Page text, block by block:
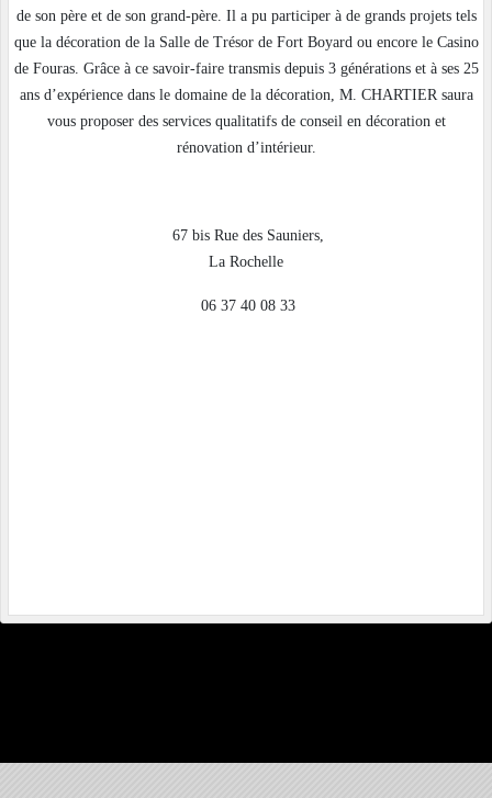
de son père et de son grand-père. Il a pu participer à de grands projets tels
que la décoration de la Salle de Trésor de Fort Boyard ou encore le Casino
de Fouras. Grâce à ce savoir-faire transmis depuis 3 générations et à ses 25
ans d’expérience dans le domaine de la décoration, M. CHARTIER saura
vous proposer des services qualitatifs de conseil en décoration et
rénovation d’intérieur.
67 bis Rue des Sauniers,
La Rochelle
06 37 40 08 33